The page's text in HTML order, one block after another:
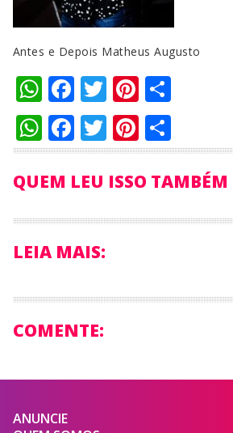
Antes e Depois Matheus Augusto
WhatsApp
Facebook
Twitter
Pinterest
WhatsApp
Facebook
Twitter
Pinterest
QUEM LEU ISSO TAMBÉM
LEIA MAIS:
COMENTE:
ANUNCIE